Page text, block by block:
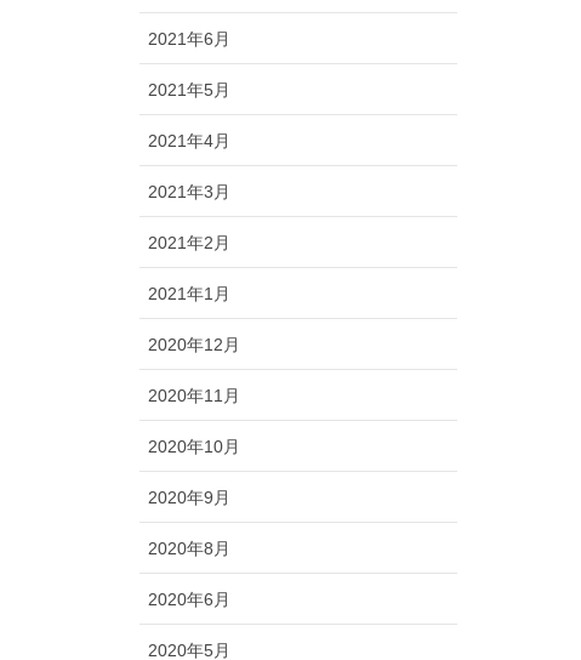
2021年6月
2021年5月
2021年4月
2021年3月
2021年2月
2021年1月
2020年12月
2020年11月
2020年10月
2020年9月
2020年8月
2020年6月
2020年5月